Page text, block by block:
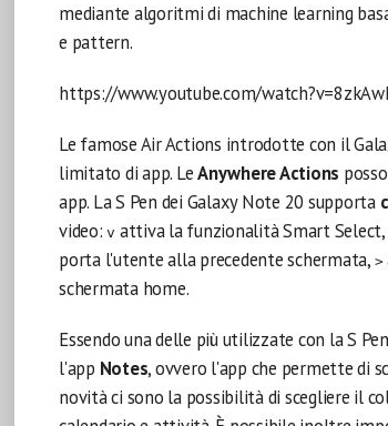
mediante algoritmi di machine learning
e pattern.
https://www.youtube.com/
Le famose Air Actions introdotte con il
limitato di app. LeAnywhere Actions
app. La S Pen dei Galaxy Note 20 supporta
video:v attiva la funzionalità Smart
porta l'utente alla precedente schermata, >
schermata home.
Essendo una delle più utilizzate con la S
l'app Notes, ovvero l'app che permette di
novità ci sono la possibilità di scegliere il